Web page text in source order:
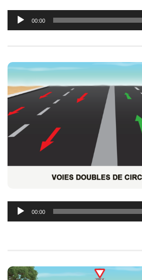
Lecteur
audio
00:00
Lecteur
audio
00:00